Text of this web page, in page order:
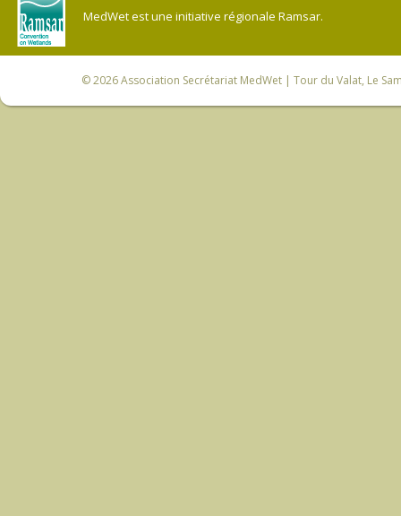
MedWet est une initiative régionale Ramsar.
© 2026Association Secrétariat MedWet | Tour du Valat, Le